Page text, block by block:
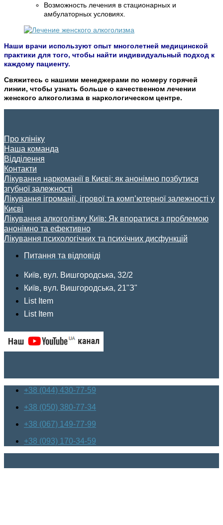
Возможность лечения в стационарных и
амбулаторных условиях.
Наши врачи используют опыт многолетней медицинской
практики для того, чтобы найти индивидуальный подход к
каждому пациенту.
Свяжитесь с нашими менеджерами по номеру горячей
линии, чтобы узнать больше о качественном лечении
женского алкоголизма в наркологическом центре.
Про клініку
Наша команда
Відділення
Контакти
Лікування наркоманії в Києві: як анонімно позбутися
згубної залежності
Лікування ігроманії, ігрової та комп’ютерної залежності у
Києві
Лікування алкоголізму Київ: Як впоратися з проблемою
анонімно та ефективно
Лікування психологічних та психічних дисфункцій
Питання та відповіді
Київ, вул. Вишгородська, 32/2
Київ, вул. Вишгородська, 21"З"
List Item
List Item
+38 (044) 430-77-59
+38 (050) 380-77-34
+38 (067) 149-77-99
+38 (093) 170-34-59